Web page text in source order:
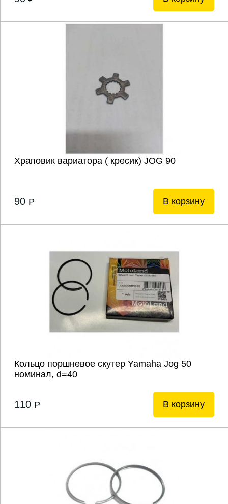
Храповик вариатора ( кресик) JOG 90
90 P В корзину
Кольцо поршневое скутер Yamaha Jog 50
номинал, d=40
110 P В корзину